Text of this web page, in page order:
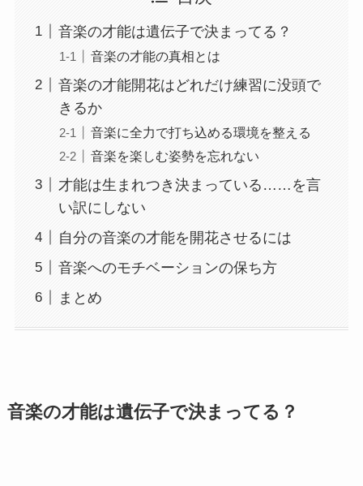
音楽の才能は遺伝子で決まってる？
音楽の才能の真相とは
音楽の才能開花はどれだけ練習に没頭で
きるか
音楽に全力で打ち込める環境を整える
音楽を楽しむ姿勢を忘れない
才能は生まれつき決まっている……を言
い訳にしない
自分の音楽の才能を開花させるには
音楽へのモチベーションの保ち方
まとめ
音楽の才能は遺伝子で決まってる？